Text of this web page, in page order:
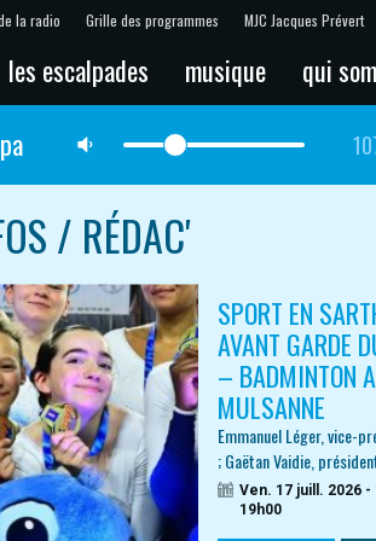
la radio Grille des programmes MJC Jacques Prévert
les escalpades musique qui
/ RÉDAC'
SPORT EN
AVANT GARDE
– BADMINTON
MULSANNE
Emmanuel Léger, vice-
; Gaëtan Vaidie,
Ven. 17 juill. 2026 -
19h00